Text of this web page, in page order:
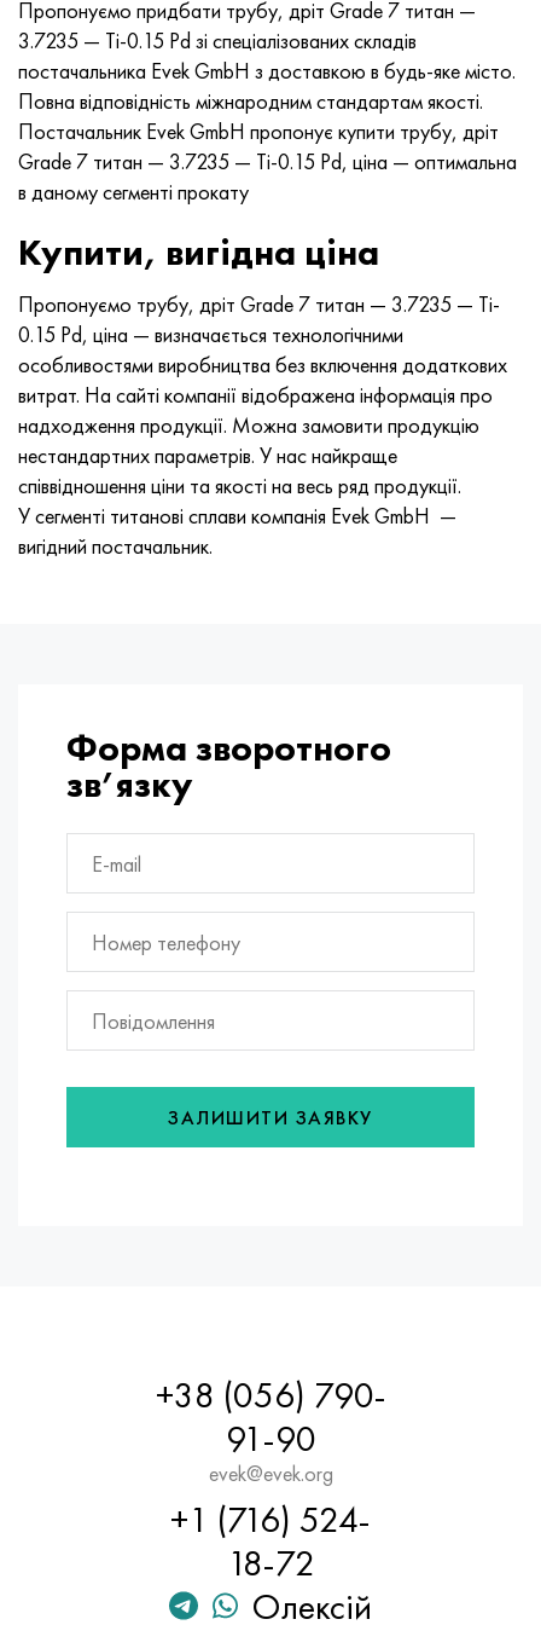
Пропонуємо придбати трубу, дріт Grade 7 титан —
3.7235 — Ti-0.15 Pd зі спеціалізованих складів
постачальника Evek GmbH з доставкою в будь-яке місто.
Повна відповідність міжнародним стандартам якості.
Постачальник Evek GmbH пропонує купити трубу, дріт
Grade 7 титан — 3.7235 — Ti-0.15 Pd, ціна — оптимальна
в даному сегменті прокату
Купити, вигідна ціна
Пропонуємо трубу, дріт Grade 7 титан — 3.7235 — Ti-
0.15 Pd, ціна — визначається технологічними
особливостями виробництва без включення додаткових
витрат. На сайті компанії відображена інформація про
надходження продукції. Можна замовити продукцію
нестандартних параметрів. У нас найкраще
співвідношення ціни та якості на весь ряд продукції.
У сегменті титанові сплави компанія Evek GmbH —
вигідний постачальник.
Форма зворотного
зв’язку
ЗАЛИШИТИ ЗАЯВКУ
+38 (056) 790-
91-90
evek@evek.org
+1 (716) 524-
18-72
Олексій
Хастеллой C-276
Хастеллой C2000
Хастеллой 3
Хастеллой x
Удимет 500
Удимет 720
40ХФА, 1.7223, aisi 4142
45Х, 45h, 1.7035
45ХН2МФА, k2425, 45hnmf
А40Г, 44smn28, 1.0762, 46s20